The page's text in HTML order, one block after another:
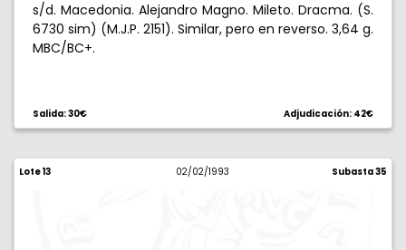
s/d. Macedonia. Alejandro Magno. Mileto. Dracma. (S.
6730 sim) (M.J.P. 2151). Similar, pero en reverso. 3,64 g.
MBC/BC+.
Salida: 30€ Adjudicación: 42€
Lote 13 02/02/1993 Subasta 35